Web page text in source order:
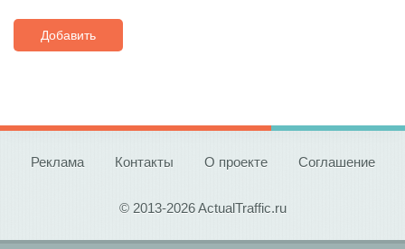
Добавить
Реклама Контакты О проекте Соглашение
© 2013-2026 ActualTraffic.ru